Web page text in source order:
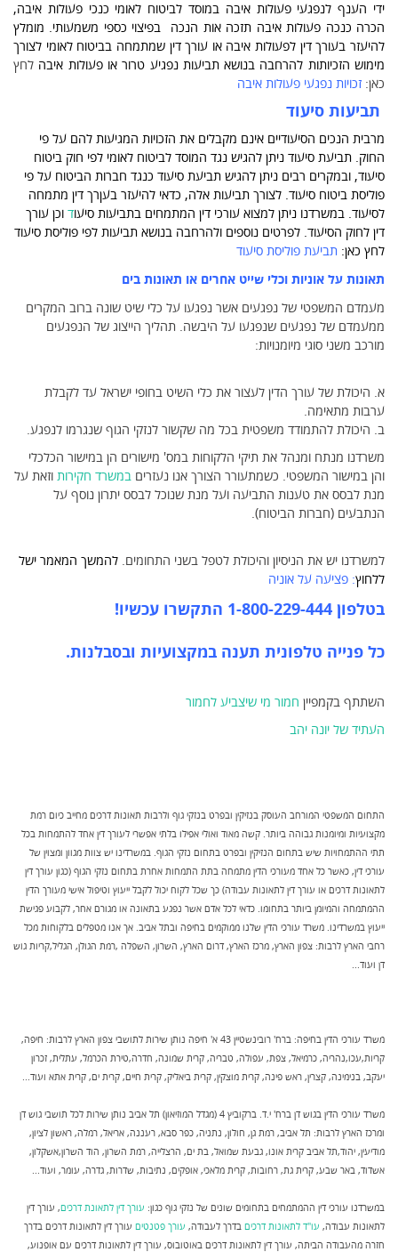
ידי הענף לנפגעי פעולות איבה במוסד לביטוח לאומי כנכי פעולות איבה,
הכרה כנכה פעולות איבה תזכה אות הנכה בפיצוי כספי משמעותי. מומלץ
להיעזר בעורך דין לפעולות איבה או עורך דין שמתמחה בביטוח לאומי לצורך
מימוש הזכיותות להרחבה בנושאתביעות נפגיע טרוראופעולות איבה לחץ
כאן: זכויות נפגעי פעולות איבה
תביעות סיעוד
מרבית הנכים הסיעודיים אינם מקבלים את הזכויות המגיעות להם על פי
החוק. תביעת סיעוד ניתן להגיש נגד המוסד לביטוח לאומי לפי חוק ביטוח
סיעוד, ובמקרים רבים ניתן להגיש תביעת סיעוד כנגד חברות הביטוח על פי
פוליסת ביטוח סיעוד. לצורך תביעות אלה, כדאי להיעזר בעןרך דין מתמחה
לסיעוד. במשרדנו ניתן למצוא עורכי דין המתמחים בתביעות סיעוד וכן עורך
דין לחוק הסיעוד. לפרטים נוספים ולהרחבה בנושא תביעות לפי פוליסת סיעוד
לחץ כאן: תביעת פוליסת סיעוד
תאונות על אוניות וכלי שייט אחרים או תאונות בים
מעמדם המשפטי של נפגעים אשר נפגעו על כלי שיט שונה ברוב המקרים
ממעמדם של נפגעים שנפגעו על היבשה. תהליך הייצוג של הנפגעים
מורכב משני סוגי מיומנויות:
א. היכולת של עורך הדין לעצור את כלי השיט בחופי ישראל עד לקבלת
ערבות מתאימה.
ב. היכולת להתמודד משפטית בכל מה שקשור לנזקי הגוף שנגרמו לנפגע.
משרדנו מנתח ומנהל את תיקי הלקוחות במס' מישורים הן במישור הכלכלי
והן במישור המשפטי. כשמתעורר הצורך אנו נעזרים במשרד חקירות וזאת על
מנת לבסס את טענות התביעה ועל מנת שנוכל לבסס יתרון נוסף על
הנתבעים (חברות הביטוח).
למשרדנו יש את הניסיון והיכולת לטפל בשני התחומים. להמשך המאמר ישל
ללחוץ: פציעה על אוניה
בטלפון 1-800-229-444 התקשרו עכשיו!
כל פנייה טלפונית תענה במקצועיות ובסבלנות.
השתתף בקמפיין חמור מי שיצביע לחמור
העתיד של יונה יהב
התחום המשפטי המורחב העוסק בנזיקין ובפרט בנזקי גוף ולרבות תאונות דרכים מחייב כיום רמת
מקצועיות ומיומנות גבוהה ביותר. קשה מאוד ואולי אפילו בלתי אפשרי לעורך דין אחד להתמחות בכל
תתי ההתמחויות שיש בתחום הנזיקין ובפרט בתחום נזקי הגוף. במשרדינו יש צוות מגוון ומצוין של
עורכי דין, כאשר כל אחד מעורכי הדין מתמחה בתת התמחות אחרת בתחום נזקי הגוף (כגון עורך דין
לתאונות דרכים או עורך דין לתאונות עבודה) כך שכל לקוח יכול לקבל ייעוץ וטיפול אישי מעורך הדין
ההמתמחה והמיומן ביותר בתחומו. כדאי לכל אדם אשר נפגע בתאונה או מגורם אחר, לקבוע פגישת
ייעוץ במשרדינו. משרד עורכי הדין שלנו ממוקמים בחיפה ובתל אביב. אך אנו מטפלים בלקוחות מכל
רחבי הארץ לרבות: צפון הארץ, מרכז הארץ, דרום הארץ, השרון, השפלה ,רמת הגולן, הגליל,קריות גוש
דן ועוד...
משרד עורכי הדין בחיפה: ברח' רובינשטיין 43 א' חיפה נותן שירות לתושבי צפון הארץ לרבות: חיפה,
קריות,עכו,נהריה, כרמיאל, צפת, עפולה, טבריה, קרית שמונה, חדרה,טירת הכרמל, עתלית, זכרון
יעקב, בנימינה, קצרין, ראש פינה, קרית מוצקין, קרית ביאליק, קרית חיים, קרית ים, קרית אתא ועוד...
משרד עורכי הדין בגוש דן ברח' י.ד. ברקוביץ 4 (מגדל המוזיאון) תל אביב נותן שירות לכל תושבי גוש דן
ומרכז הארץ לרבות: תל אביב, רמת גן, חולון, נתניה, כפר סבא, רעננה, אריאל, רמלה, ראשון לציון,
מודיעין, יהוד,תל אביב קרית אונו, גבעת שמואל, בת ים, הרצלייה, רמת השרון, הוד השרון,אשקלון,
אשדוד, באר שבע, קרית גת, רחובות, קרית מלאכי, אופקים, נתיבות, שדרות, גדרה, עומר, ועוד...
במשרדנו עורכי דין ההמתמחים בתחומים שונים של נזקי גוף כגון: עורך דין לתאונת דרכים, עורך דין
לתאונות עבודה, עו"ד לתאונות דרכים בדרך לעבודה, עורך פטנטים עורך דין לתאונות דרכים בדרך
חזרה מהעבודה הביתה, עורך דין לתאונות דרכים באוטובוס, עורך דין לתאונות דרכים עם אופנוע,